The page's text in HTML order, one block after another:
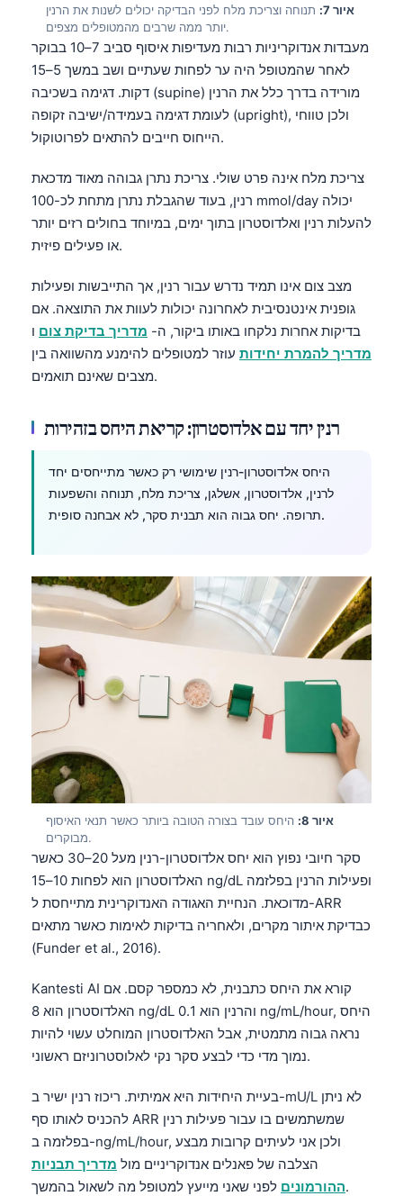
איור 7:
תנוחה וצריכת מלח לפני הבדיקה יכולים לשנות את הרנין
יותר ממה שרבים מהמטופלים מצפים.
מעבדות אנדוקריניות רבות מעדיפות איסוף סביב 7–10 בבוקר
לאחר שהמטופל היה ער לפחות שעתיים ושב במשך 5–15
דקות. דגימה בשכיבה (supine) מורידה בדרך כלל את הרנין
לעומת דגימה בעמידה/ישיבה זקופה (upright), ולכן טווחי
הייחוס חייבים להתאים לפרוטוקול.
צריכת מלח אינה פרט שולי. צריכת נתרן גבוהה מאוד מדכאת
רנין, בעוד שהגבלת נתרן מתחת לכ-100 mmol/day יכולה
להעלות רנין ואלדוסטרון בתוך ימים, במיוחד בחולים רזים יותר
או פעילים פיזית.
מצב צום אינו תמיד נדרש עבור רנין, אך התייבשות ופעילות
גופנית אינטנסיבית לאחרונה יכולות לעוות את התוצאה. אם
בדיקות אחרות נלקחו באותו ביקור, ה- מדריך בדיקת צום ו
מדריך להמרת יחידות עוזר למטופלים להימנע מהשוואה בין
מצבים שאינם תואמים.
רנין יחד עם אלדוסטרון: קריאת היחס בזהירות
היחס אלדוסטרון-רנין שימושי רק כאשר מתייחסים יחד
לרנין, אלדוסטרון, אשלגן, צריכת מלח, תנוחה והשפעות
תרופה. יחס גבוה הוא תבנית סקר, לא אבחנה סופית.
איור 8:
היחס עובד בצורה הטובה ביותר כאשר תנאי האיסוף
מבוקרים.
סקר חיובי נפוץ הוא יחס אלדוסטרון-רנין מעל 20–30 כאשר
האלדוסטרון הוא לפחות 10–15 ng/dL ופעילות הרנין בפלזמה
מדוכאת. הנחיית האגודה האנדוקרינית מתייחסת ל-ARR
כבדיקת איתור מקרים, ולאחריה בדיקות לאימות כאשר מתאים
(Funder et al., 2016).
Kantesti AI קורא את היחס כתבנית, לא כמספר קסם. אם
האלדוסטרון הוא 8 ng/dL והרנין הוא 0.1 ng/mL/hour, היחס
נראה גבוה מתמטית, אבל האלדוסטרון המוחלט עשוי להיות
נמוך מדי כדי לבצע סקר נקי לאלוסטרוניזם ראשוני.
בעיית היחידות היא אמיתית. ריכוז רנין ישיר ב-mU/L לא ניתן
להכניס לאותו סף ARR שמשתמשים בו עבור פעילות רנין
בפלזמה ב-ng/mL/hour, ולכן אני לעיתים קרובות מבצע
הצלבה של פאנלים אנדוקריניים מול מדריך תבניות
ההורמוניםלפני שאני מייעץ למטופל מה לשאול בהמשך. Occitan
العربية المغربية
Afrikaans
Монгол
ພາສາລາວ
Basa Jawa
Cebuano
Кыргызча
Татар теле
Беларуская мова
Esperanto
Frysk
Ślōnskŏ gŏdka
Norsk bokmål